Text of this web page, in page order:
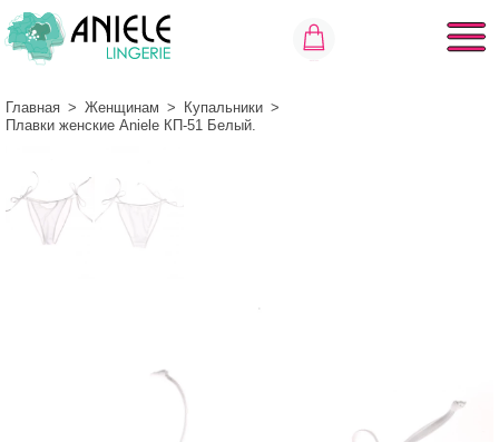
Главная > Женщинам > Купальники >
Плавки женские Aniele КП-51 Белый.